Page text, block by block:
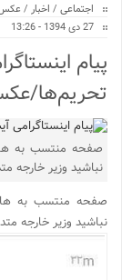
اجتماعی / اخبار /
27 دی 1394 - 13:26
پیام
تحریم‌ها/
صفحه منتسب به
نباشید وزیر خارجه
صفحه منتسب به
نباشید وزیر خارجه